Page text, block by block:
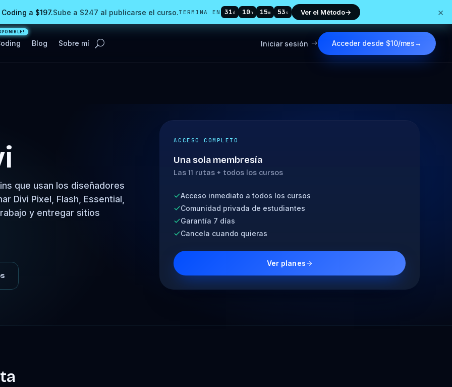
a $197.Sube a $247 al publicarse el curso.TERMINA EN 31d 10h 15m 52s Ver el Método→ ×
Blog Sobre mí $
Iniciar sesión Acceder desde $10/mes→
que usan los diseñadores
Divi Pixel, Flash, Essential,
y entregar sitios
ACCESO COMPLETO
Una sola membresía
Las 11 rutas + todos los cursos
Acceso inmediato a todos los cursos
Comunidad privada de estudiantes
Garantía 7 días
Cancela cuando quieras
Ver planes